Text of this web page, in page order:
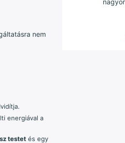
nem
energiával a
testet és egy